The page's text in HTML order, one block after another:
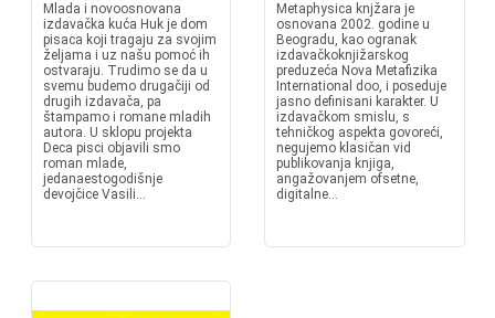
Mlada i novoosnovana
izdavačka kuća Huk je dom
pisaca koji tragaju za svojim
željama i uz našu pomoć ih
ostvaraju. Trudimo se da u
svemu budemo drugačiji od
drugih izdavača, pa
štampamo i romane mladih
autora. U sklopu projekta
Deca pisci objavili smo
roman mlade,
jedanaestogodišnje
devojčice Vasili...
Metaphysica knjžara je
osnovana 2002. godine u
Beogradu, kao ogranak
izdavačkoknjižarskog
preduzeća Nova Metafizika
International doo, i poseduje
jasno definisani karakter. U
izdavačkom smislu, s
tehničkog aspekta govoreći,
negujemo klasičan vid
publikovanja knjiga,
angažovanjem ofsetne,
digitalne...